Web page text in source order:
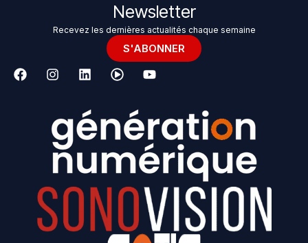
Newsletter
Recevez les dernières actualités chaque semaine
S'ABONNER